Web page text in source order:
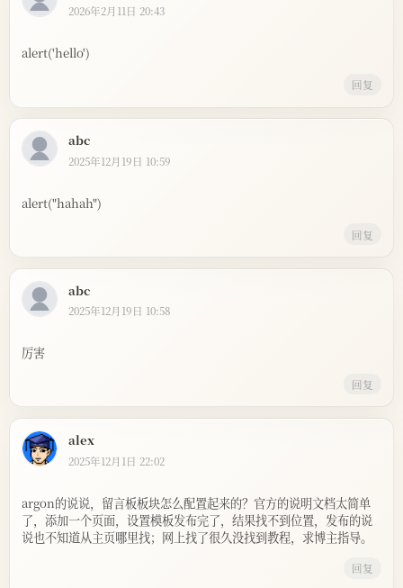
2026年2月11日 20:43
alert('hello')
回复
abc
2025年12月19日 10:59
alert("hahah")
回复
abc
2025年12月19日 10:58
厉害
回复
alex
2025年12月1日 22:02
argon的说说，留言板板块怎么配置起来的？官方的说明文档太简单
了，添加一个页面，设置模板发布完了，结果找不到位置，发布的说
说也不知道从主页哪里找；网上找了很久没找到教程，求博主指导。
回复